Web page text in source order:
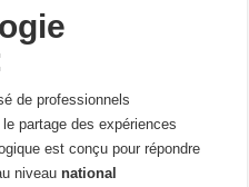
de professionnels
partage des expériences
est conçu pour répondre
niveaunational